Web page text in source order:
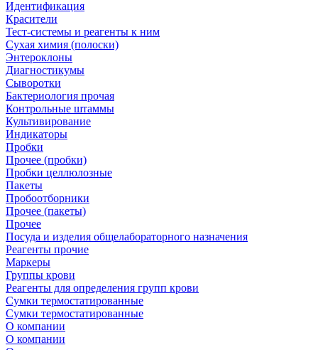
Идентификация
Красители
Тест-системы и реагенты к ним
Сухая химия (полоски)
Энтероклоны
Диагностикумы
Сыворотки
Бактериология прочая
Контрольные штаммы
Культивирование
Индикаторы
Пробки
Прочее (пробки)
Пробки целлюлозные
Пакеты
Пробоотборники
Прочее (пакеты)
Прочее
Посуда и изделия общелабораторного назначения
Реагенты прочие
Маркеры
Группы крови
Реагенты для определения групп крови
Сумки термостатированные
Сумки термостатированные
О компании
О компании